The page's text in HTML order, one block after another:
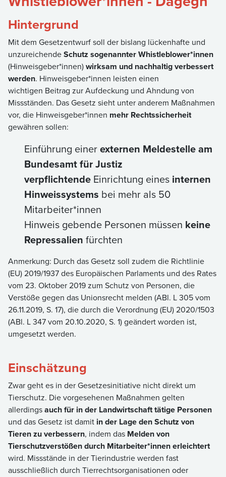
Hintergrund
Mit dem Gesetzentwurf soll der bislang lückenhafte und
unzureichendeSchutz sogenannter Whistleblower*innen
(Hinweisgeber*innen)wirksam und nachhaltig verbessert
werden. Hinweisgeber*innen leisten einen
wichtigen Beitrag zur Aufdeckung und Ahndung von
Missständen. Das Gesetz sieht unter anderem Maßnahmen
vor, die Hinweisgeber*innen mehr Rechtssicherheit
gewähren sollen:
Einführung einerexternen Meldestelle am
Bundesamt für Justiz
verpflichtende Einrichtung eines internen
Hinweissystems bei mehr als 50
Mitarbeiter*innen
Hinweis gebende Personen müssen keine
Repressalien fürchten
Anmerkung: Durch das Gesetz soll zudem die Richtlinie
(EU) 2019/1937 des Europäischen Parlaments und des Rates
vom 23. Oktober 2019 zum Schutz von Personen, die
Verstöße gegen das Unionsrecht melden (ABl. L 305 vom
26.11.2019, S. 17), die durch die Verordnung (EU) 2020/1503
(ABl. L 347 vom 20.10.2020, S. 1) geändert worden ist,
umgesetzt werden.
Einschätzung
Zwar geht es in der Gesetzesinitiative nicht direkt um
Tierschutz. Die vorgesehenen Maßnahmen gelten
allerdingsauch für in der Landwirtschaft tätige Personen
und das Gesetz ist damit in der Lage den Schutz von
Tieren zu verbessern, indem das Melden von
Tierschutzverstößen durch Mitarbeiter*innen erleichtert
wird. Missstände in der Tierindustrie werden fast
ausschließlich durch Tierrechtsorganisationen oder